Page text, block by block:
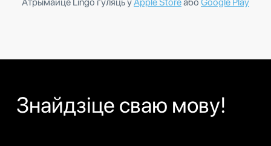
Знайдзіце сваю мову!